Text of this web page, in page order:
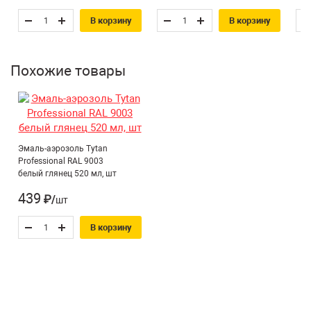
В корзину В корзину
Похожие товары
Эмаль-аэрозоль Tytan
Professional RAL 9003
белый глянец 520 мл, шт
439 ₽/шт
В корзину